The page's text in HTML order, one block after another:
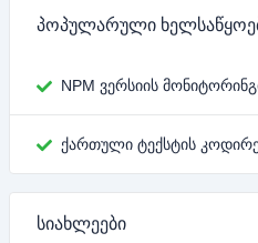
პოპულარული
NPM ვერსიის
ქართული ტექსტის
სიახლეები